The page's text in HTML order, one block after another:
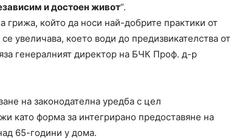
и достоен живот“.
грижа, който да носи най-добрите практики от
увеличава, което води до предизвикателства от
генералният директор на БЧК Проф. д-р
на законодателна уредба с цел
като форма за интегрирано предоставяне на
65-години у дома.